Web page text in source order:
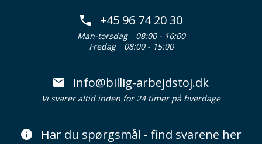
+45 96 74 20 30
Man-torsdag
08:00 - 16:00
Fredag
08:00 - 15:00
info@billig-arbejdstoj.dk
Vi svarer altid inden for 24 timer på hverdage
Har du spørgsmål - find svarene her